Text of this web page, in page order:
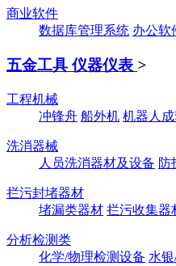
商业软件
数据库管理系统 办公软
五金工具 仪器仪表 >
工程机械
冲锋舟 船外机 机器人
洗消器械
人员洗消器材及设备 防
拦污封堵器材
堵漏类器材 拦污收集器
分析检测类
化学/物理检测设备 水